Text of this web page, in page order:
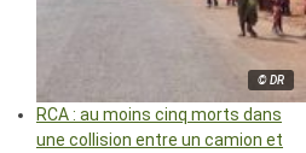
© DR
RCA : au moins cinq morts dans
une collision entre un camion et